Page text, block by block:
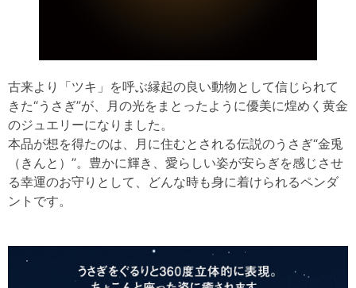
古来より「ツキ」を呼ぶ縁起の良い動物として信じられて
きた“うさぎ”が、月の光をまとったように優美に煌めく黄金
のジュエリーになりました。
本品が想を得たのは、月に住むとされる伝説のうさぎ“金兎
（きんと）”。豊かに輝き、愛らしい姿が安らぎを感じさせ
る幸運のお守りとして、どんな時も身に着けられるペンダ
ントです。